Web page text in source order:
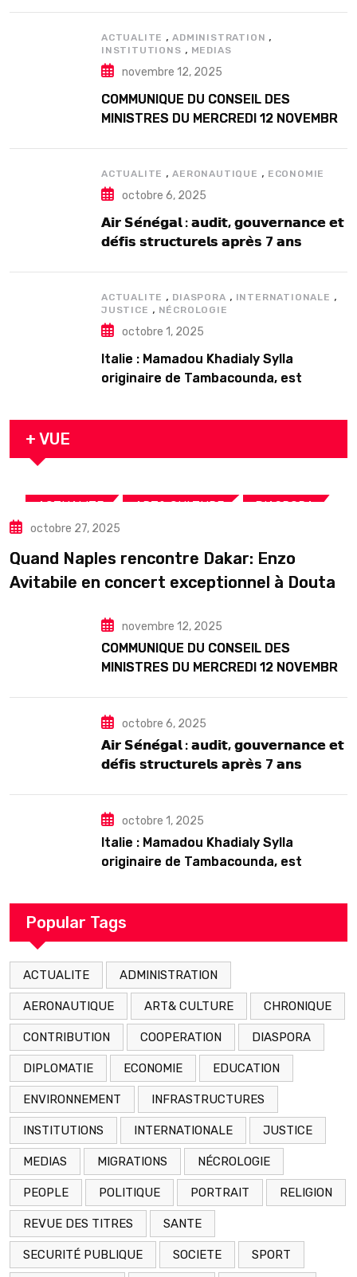
ACTUALITE ,ADMINISTRATION ,
INSTITUTIONS , MEDIAS
novembre 12, 2025
COMMUNIQUE DU CONSEIL DES
MINISTRES DU MERCREDI 12 NOVEMBRE
ACTUALITE ,AERONAUTIQUE , ECONOMIE
octobre 6, 2025
𝗔𝗶𝗿 𝗦𝗲́𝗻𝗲́𝗴𝗮𝗹 : 𝗮𝘂𝗱𝗶𝘁, 𝗴𝗼𝘂𝘃𝗲𝗿𝗻𝗮𝗻𝗰𝗲 𝗲𝘁
𝗱𝗲́𝗳𝗶𝘀 𝘀𝘁𝗿𝘂𝗰𝘁𝘂𝗿𝗲𝗹𝘀 𝗮𝗽𝗿𝗲̀𝘀 7 𝗮𝗻𝘀
ACTUALITE , DIASPORA , INTERNATIONALE ,
JUSTICE , NÉCROLOGIE
octobre 1, 2025
Italie : Mamadou Khadialy Sylla
originaire de Tambacounda, est
+ VUE
ACTUALITE ART& CULTURE DIASPORA
TOURISME
octobre 27, 2025
Quand Naples rencontre Dakar: Enzo
Avitabile en concert exceptionnel à Douta
novembre 12, 2025
COMMUNIQUE DU CONSEIL DES
MINISTRES DU MERCREDI 12 NOVEMBRE
octobre 6, 2025
𝗔𝗶𝗿 𝗦𝗲́𝗻𝗲́𝗴𝗮𝗹 : 𝗮𝘂𝗱𝗶𝘁, 𝗴𝗼𝘂𝘃𝗲𝗿𝗻𝗮𝗻𝗰𝗲 𝗲𝘁
𝗱𝗲́𝗳𝗶𝘀 𝘀𝘁𝗿𝘂𝗰𝘁𝘂𝗿𝗲𝗹𝘀 𝗮𝗽𝗿𝗲̀𝘀 7 𝗮𝗻𝘀
octobre 1, 2025
Italie : Mamadou Khadialy Sylla
originaire de Tambacounda, est
Popular Tags
ACTUALITE ADMINISTRATION
AERONAUTIQUE ART& CULTURE CHRONIQUE
CONTRIBUTION COOPERATION DIASPORA
DIPLOMATIE ECONOMIE EDUCATION
ENVIRONNEMENT INFRASTRUCTURES
INSTITUTIONS INTERNATIONALE JUSTICE
MEDIAS MIGRATIONS NÉCROLOGIE
PEOPLE POLITIQUE PORTRAIT RELIGION
REVUE DES TITRES SANTE
SECURITÉ PUBLIQUE SOCIETE SPORT